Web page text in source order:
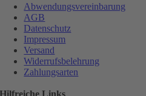
Abwendungsvereinbarung
AGB
Datenschutz
Impressum
Versand
Widerrufsbelehrung
Zahlungsarten
Hilfreiche Links